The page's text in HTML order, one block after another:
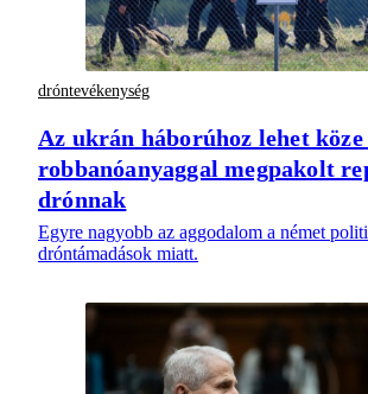
dróntevékenység
Az ukrán háborúhoz lehet köze
robbanóanyaggal megpakolt
drónnak
Egyre nagyobb az aggodalom a német
dróntámadások miatt.